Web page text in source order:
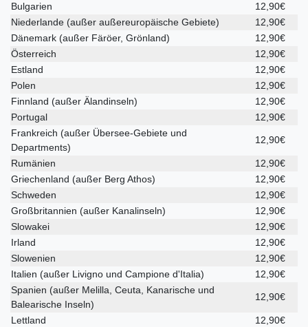
Bulgarien
12,90€
Niederlande (außer außereuropäische Gebiete)
12,90€
Dänemark (außer Färöer, Grönland)
12,90€
Österreich
12,90€
Estland
12,90€
Polen
12,90€
Finnland (außer Älandinseln)
12,90€
Portugal
12,90€
Frankreich (außer Übersee-Gebiete und
Departments)
12,90€
Rumänien
12,90€
Griechenland (außer Berg Athos)
12,90€
Schweden
12,90€
Großbritannien (außer Kanalinseln)
12,90€
Slowakei
12,90€
Irland
12,90€
Slowenien
12,90€
Italien (außer Livigno und Campione d'Italia)
12,90€
Spanien (außer Melilla, Ceuta, Kanarische und
Balearische Inseln)
12,90€
Lettland
12,90€